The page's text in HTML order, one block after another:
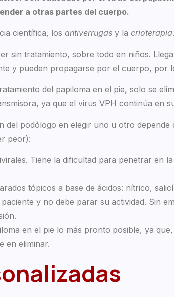
a otras partes del cuerpo.
científica, los antiverrugas y la crioterapia.
sin tratamiento, sobre todo en niños.
y pueden propagarse por el cuerpo, por
del papiloma en el pie, solo se
ya que el virus VPH continúa en
del podólogo en elegir uno u otro
peor):
Tiene la dificultad para penetrar en
tópicos a base de ácidos: nítrico,
y no debe parar su actividad. Sin
en el pie lo más pronto posible, ya
en eliminar.